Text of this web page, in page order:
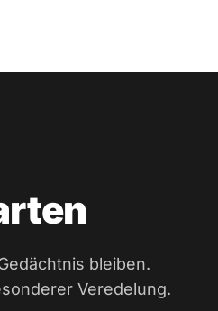
bleiben.
Veredelung.